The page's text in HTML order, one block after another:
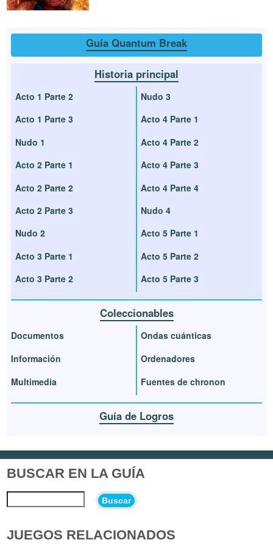
Guía Quantum Break
Historia principal
Acto 1 Parte 2
Acto 1 Parte 3
Nudo 1
Acto 2 Parte 1
Acto 2 Parte 2
Acto 2 Parte 3
Nudo 2
Acto 3 Parte 1
Acto 3 Parte 2
Nudo 3
Acto 4 Parte 1
Acto 4 Parte 2
Acto 4 Parte 3
Acto 4 Parte 4
Nudo 4
Acto 5 Parte 1
Acto 5 Parte 2
Acto 5 Parte 3
Coleccionables
Documentos
Información
Multimedia
Ondas cuánticas
Ordenadores
Fuentes de chronon
Guía de Logros
BUSCAR EN LA GUÍA
Buscar
JUEGOS RELACIONADOS